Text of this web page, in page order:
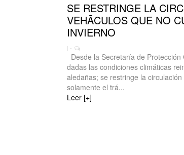
SE RESTRINGE LA
VEHÃCULOS QUE NO
INVIERNO
| -
Desde la Secretaría de
dadas las condiciones climáticas
aledañas; se restringe la
solamente el trá...
Leer [+]